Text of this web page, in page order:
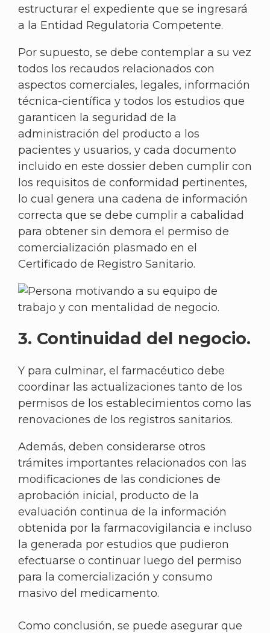
estructurar el expediente que se ingresará
a la Entidad Regulatoria Competente.
Por supuesto, se debe contemplar a su vez
todos los recaudos relacionados con
aspectos comerciales, legales, información
técnica-científica y todos los estudios que
garanticen la seguridad de la
administración del producto a los
pacientes y usuarios, y cada documento
incluido en este dossier deben cumplir con
los requisitos de conformidad pertinentes,
lo cual genera una cadena de información
correcta que se debe cumplir a cabalidad
para obtener sin demora el permiso de
comercialización plasmado en el
Certificado de Registro Sanitario.
3. Continuidad del negocio.
Y para culminar, el farmacéutico debe
coordinar las actualizaciones tanto de los
permisos de los establecimientos como las
renovaciones de los registros sanitarios.
Además, deben considerarse otros
trámites importantes relacionados con las
modificaciones de las condiciones de
aprobación inicial, producto de la
evaluación continua de la información
obtenida por la farmacovigilancia e incluso
la generada por estudios que pudieron
efectuarse o continuar luego del permiso
para la comercialización y consumo
masivo del medicamento.
Como conclusión, se puede asegurar que